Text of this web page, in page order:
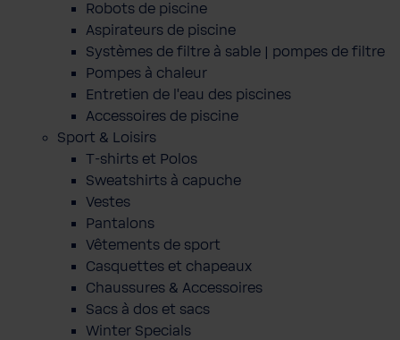
Robots de piscine
Aspirateurs de piscine
Systèmes de filtre à sable | pompes de filtre
Pompes à chaleur
Entretien de l'eau des piscines
Accessoires de piscine
Sport & Loisirs
T-shirts et Polos
Sweatshirts à capuche
Vestes
Pantalons
Vêtements de sport
Casquettes et chapeaux
Chaussures & Accessoires
Sacs à dos et sacs
Winter Specials